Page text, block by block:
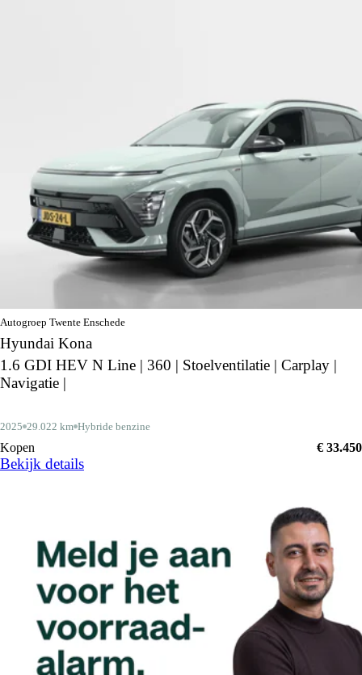
Autogroep Twente Enschede
Hyundai Kona
1.6 GDI HEV N Line | 360 | Stoelventilatie | Carplay |
Navigatie |
2025 29.022 km Hybride benzine
Kopen € 33.450
Bekijk details